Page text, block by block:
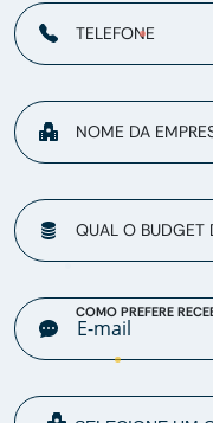
TELEFONE
NOME DA
QUAL O BUDGET
COMO PREFERE